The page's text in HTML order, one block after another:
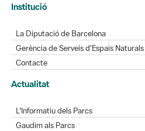
Institució
La Diputació de Barcelona
Gerència de Serveis d'Espais Naturals
Contacte
Actualitat
L'Informatiu dels Parcs
Gaudim als Parcs